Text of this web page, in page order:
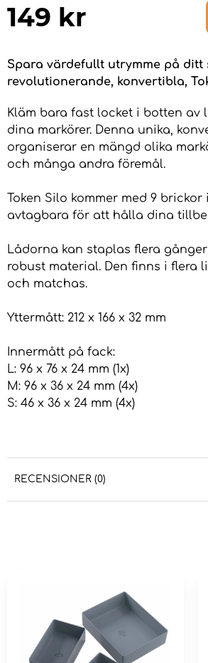
149 kr
Spara värdefullt utrymme på ditt
revolutionerande, konvertibla,
Kläm bara fast locket i botten
dina markörer. Denna unika,
organiserar en mängd olika
och många andra föremål.
Token Silo kommer med 9
avtagbara för att hålla dina
Lådorna kan staplas flera
robust material. Den finns i flera
och matchas.
Yttermått: 212 x 166 x 32 mm
Innermått på fack:
L: 96 x 76 x 24 mm (1x)
M: 96 x 36 x 24 mm (4x)
S: 46 x 36 x 24 mm (4x)
RECENSIONER (0)